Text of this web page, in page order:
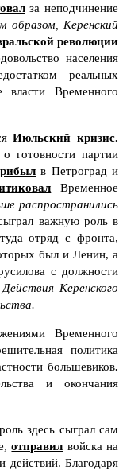
за неподчинение
образом, Керенский
революции
населения
реальных
власти Временного
Июльский кризис.
готовности партии
в Петроград и
Временное
распространились
важную роль в
отряд с фронта,
был и Ленин, а
с должности
Действия Керенского
Временного
политика
большевиков.
и окончания
здесь сыграл сам
отправил войска на
действий. Благодаря